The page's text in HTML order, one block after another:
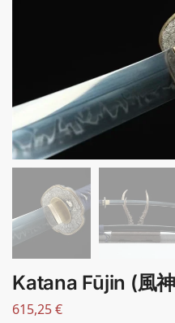
Katana Fūjin (風
615,25€